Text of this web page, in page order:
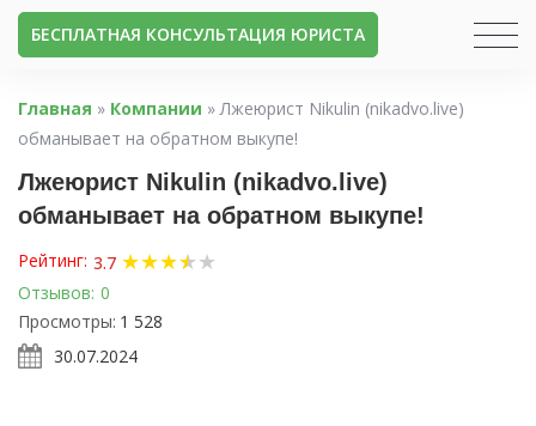
БЕСПЛАТНАЯ КОНСУЛЬТАЦИЯ ЮРИСТА
Главная » Компании »Лжеюрист Nikulin (nikadvo.live)
обманывает на обратном выкупе!
Лжеюрист Nikulin (nikadvo.live)
обманывает на обратном выкупе!
Рейтинг: 3.7 ★★★★
★★
Отзывов: 0
Просмотры: 1 528
30.07.2024